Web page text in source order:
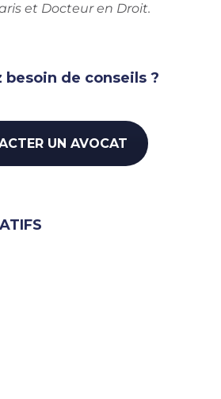
et Docteur en Droit.
besoin de conseils ?
UN AVOCAT